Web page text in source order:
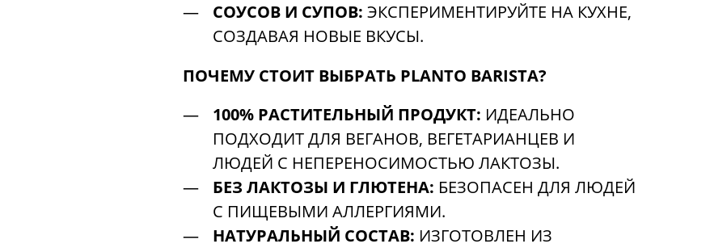
СОУСОВ И СУПОВ: ЭКСПЕРИМЕНТИРУЙТЕ НА КУХНЕ,
СОЗДАВАЯ НОВЫЕ ВКУСЫ.
ПОЧЕМУ СТОИТ ВЫБРАТЬ PLANTO BARISTA?
100% РАСТИТЕЛЬНЫЙ ПРОДУКТ: ИДЕАЛЬНО
ПОДХОДИТ ДЛЯ ВЕГАНОВ, ВЕГЕТАРИАНЦЕВ И
ЛЮДЕЙ С НЕПЕРЕНОСИМОСТЬЮ ЛАКТОЗЫ.
БЕЗ ЛАКТОЗЫ И ГЛЮТЕНА: БЕЗОПАСЕН ДЛЯ ЛЮДЕЙ
С ПИЩЕВЫМИ АЛЛЕРГИЯМИ.
НАТУРАЛЬНЫЙ СОСТАВ: ИЗГОТОВЛЕН ИЗ